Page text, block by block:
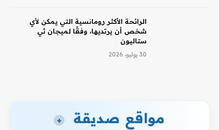
الرائحة الأكثر رومانسية التي يمكن لأي
شخص أن يرتديها، وفقًا لميجان ثي
ستاليون
30 يوليو، 2026
مواقع صديقة +